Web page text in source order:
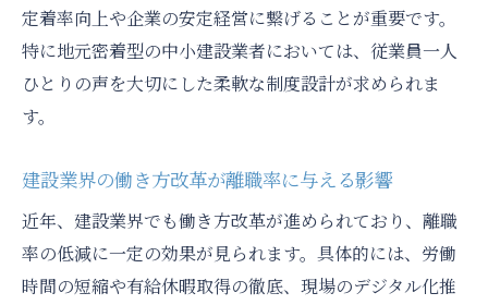
定着率向上や企業の安定経営に繋げることが重要です。
特に地元密着型の中小建設業者においては、従業員一人
ひとりの声を大切にした柔軟な制度設計が求められま
す。
建設業界の働き方改革が離職率に与える影響
近年、建設業界でも働き方改革が進められており、離職
率の低減に一定の効果が見られます。具体的には、労働
時間の短縮や有給休暇取得の徹底、現場のデジタル化推